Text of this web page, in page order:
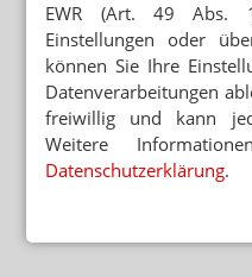
EWR (Art. 49 Abs.
Einstellungen oder
können Sie Ihre
Datenverarbeitungen
freiwillig und kann
Weitere
Datenschutzerklärung.